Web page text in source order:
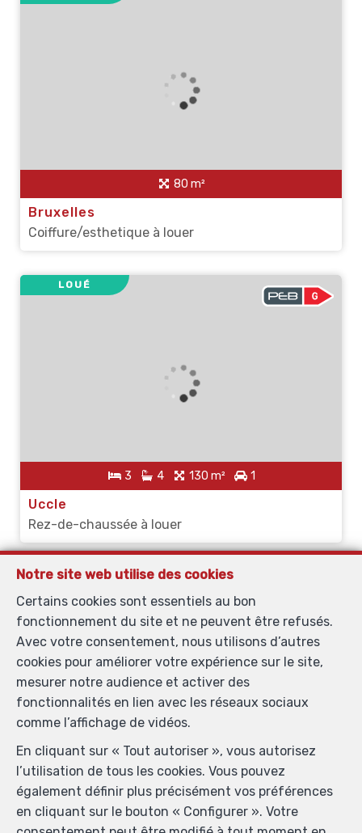
80 m²
Bruxelles
Coiffure/esthetique à louer
3 4 130 m² 1
LOUÉ
Uccle
Rez-de-chaussée à louer
Notre site web utilise des cookies
Certains cookies sont essentiels au bon
fonctionnement du site et ne peuvent être refusés.
Avec votre consentement, nous utilisons d’autres
cookies pour améliorer votre expérience sur le site,
mesurer notre audience et activer des
fonctionnalités en lien avec les réseaux sociaux
comme l’affichage de vidéos.
En cliquant sur « Tout autoriser », vous autorisez
l’utilisation de tous les cookies. Vous pouvez
également définir plus précisément vos préférences
en cliquant sur le bouton « Configurer ». Votre
—
Chaussée d'Alsemberg 528
—
1180 Uccle
TEL.+32 475/27.19.80
—
MOB.+32 489/45.85.01
—
info@formato.be
Agent immobilier agréé IPI sous le numéro 101.884 en
Belgique - N° entreprise : TVA BE0865.435.384-
Instance de contrôle: Institut professionnel des agents
immobiliers, rue du Luxembourg 16B, 1000 Bruxelles
(+32 2 505 38 50 - info@ipi.be) - Soumis aucode
déontologique de l’ IPI